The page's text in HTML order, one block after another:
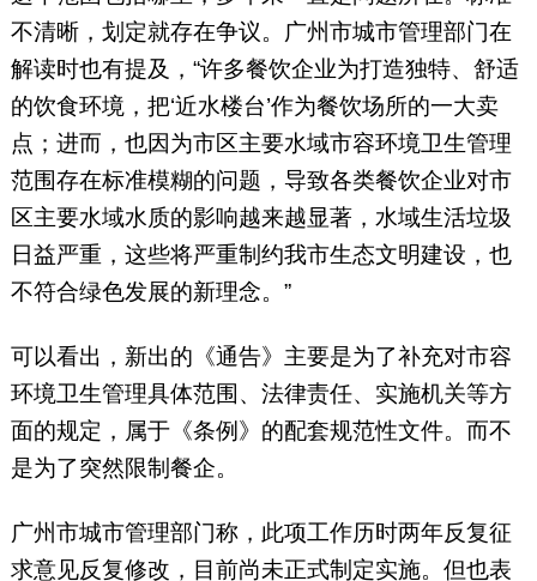
不清晰，划定就存在争议。广州市城市管理部门在
解读时也有提及，“许多餐饮企业为打造独特、舒适
的饮食环境，把‘近水楼台’作为餐饮场所的一大卖
点；进而，也因为市区主要水域市容环境卫生管理
范围存在标准模糊的问题，导致各类餐饮企业对市
区主要水域水质的影响越来越显著，水域生活垃圾
日益严重，这些将严重制约我市生态文明建设，也
不符合绿色发展的新理念。”
可以看出，新出的《通告》主要是为了补充对市容
环境卫生管理具体范围、法律责任、实施机关等方
面的规定，属于《条例》的配套规范性文件。而不
是为了突然限制餐企。
广州市城市管理部门称，此项工作历时两年反复征
求意见反复修改，目前尚未正式制定实施。但也表